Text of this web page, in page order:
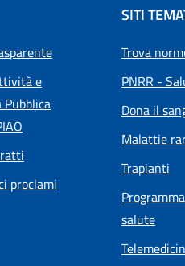
e
Pubblica
proclami
SITI
Trova
PNRR -
Dona il
Malattie
Trapianti
salute